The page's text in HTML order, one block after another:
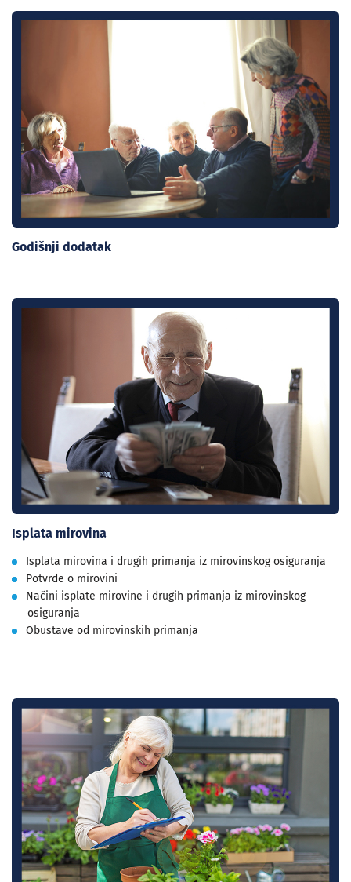
Godišnji dodatak
Isplata mirovina
Isplata mirovina i drugih primanja iz mirovinskog osiguranja
Potvrde o mirovini
Načini isplate mirovine i drugih primanja iz mirovinskog
osiguranja
Obustave od mirovinskih primanja